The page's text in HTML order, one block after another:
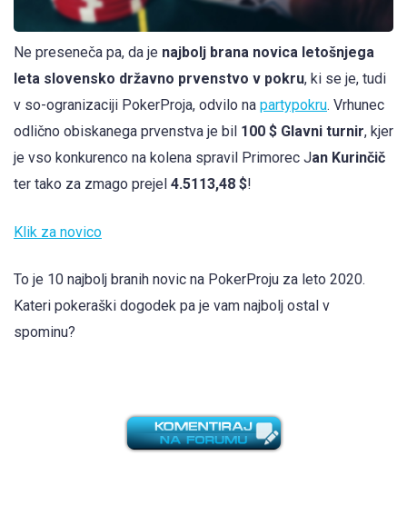
Ne preseneča pa, da je najbolj brana novica letošnjega
leta slovensko državno prvenstvo v pokru, ki se je, tudi
v so-ogranizaciji PokerProja, odvilo na partypokru. Vrhunec
odlično obiskanega prvenstva je bil 100 $ Glavni turnir, kjer
je vso konkurenco na kolena spravil Primorec Jan Kurinčič
ter tako za zmago prejel 4.5113,48 $!
Klik za novico
To je 10 najbolj branih novic na PokerProju za leto 2020.
Kateri pokeraški dogodek pa je vam najbolj ostal v
spominu?